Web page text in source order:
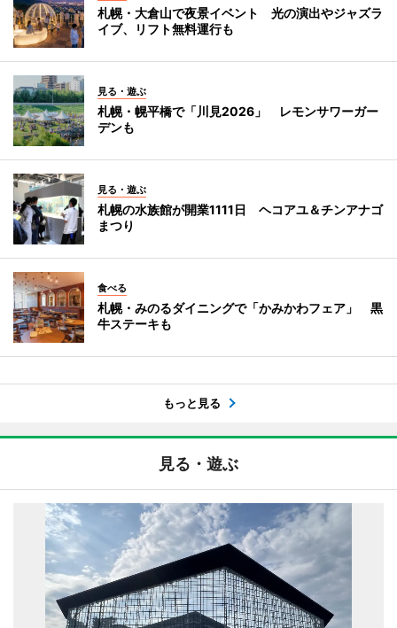
札幌・大倉山で夜景イベント 光の演出やジャズラ
イブ、リフト無料運行も
見る・遊ぶ
札幌・幌平橋で「川見2026」 レモンサワーガー
デンも
見る・遊ぶ
札幌の水族館が開業1111日 ヘコアユ＆チンアナゴ
まつり
食べる
札幌・みのるダイニングで「かみかわフェア」 黒
牛ステーキも
もっと見る
見る・遊ぶ